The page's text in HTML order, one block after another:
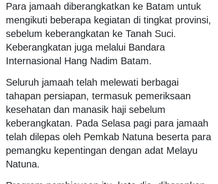
Para jamaah diberangkatkan ke Batam untuk
mengikuti beberapa kegiatan di tingkat provinsi,
sebelum keberangkatan ke Tanah Suci.
Keberangkatan juga melalui Bandara
Internasional Hang Nadim Batam.
Seluruh jamaah telah melewati berbagai
tahapan persiapan, termasuk pemeriksaan
kesehatan dan manasik haji sebelum
keberangkatan. Pada Selasa pagi para jamaah
telah dilepas oleh Pemkab Natuna beserta para
pemangku kepentingan dengan adat Melayu
Natuna.